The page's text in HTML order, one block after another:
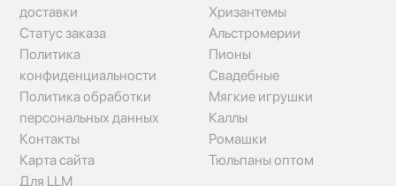
доставки
Статус заказа
Политика
конфиденциальности
Политика обработки
персональных данных
Контакты
Карта сайта
Для LLM
Хризантемы
Альстромерии
Пионы
Свадебные
Мягкие игрушки
Каллы
Ромашки
Тюльпаны оптом